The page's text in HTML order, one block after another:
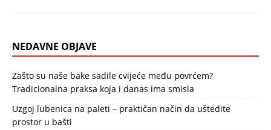
NEDAVNE OBJAVE
Zašto su naše bake sadile cvijeće među povrćem?
Tradicionalna praksa koja i danas ima smisla
Uzgoj lubenica na paleti – praktičan način da uštedite
prostor u bašti